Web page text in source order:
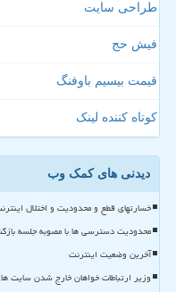
طراحی سایت
فیش حج
قیمت بیسیم باوفنگ
کوتاه کننده لینک
دیدنی های کمک وب
خسارتهای قطع و محدودیت و اختلال
محدودیت دسترسی ها با مصوبه جلسه
آخرین وضعیت اینترنت
وزیر ارتباطات خواهان خارج شدن سایت